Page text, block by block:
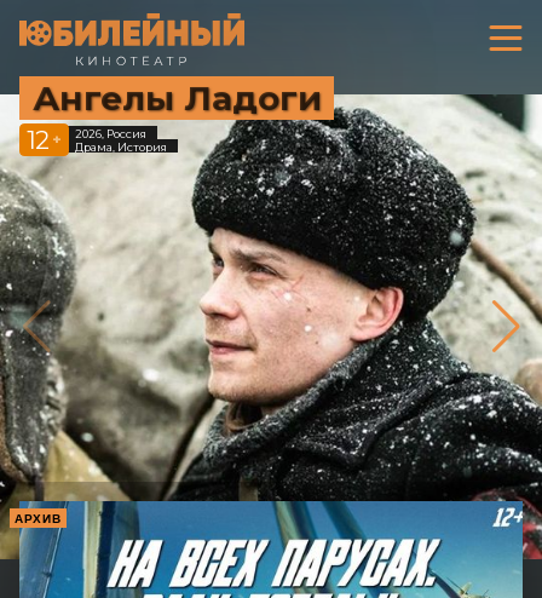
Ангелы Ладоги
12 +
2026, Россия
Драма, История
АРХИВ